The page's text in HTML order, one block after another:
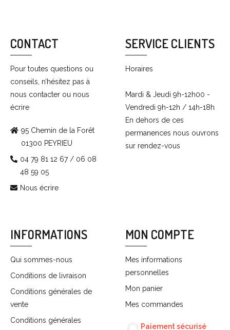
CONTACT
Pour toutes questions ou
conseils, n’hésitez pas à
nous contacter ou nous
écrire
95 Chemin de la Forêt
01300 PEYRIEU
04 79 81 12 67 / 06 08
48 59 05
Nous écrire
SERVICE CLIENTS
Horaires
Mardi & Jeudi 9h-12h00 -
Vendredi 9h-12h / 14h-18h
En dehors de ces
permanences nous ouvrons
sur rendez-vous
INFORMATIONS
Qui sommes-nous
Conditions de livraison
Conditions générales de
vente
Conditions générales
MON COMPTE
Mes informations
personnelles
Mon panier
Mes commandes
Paiement sécurisé